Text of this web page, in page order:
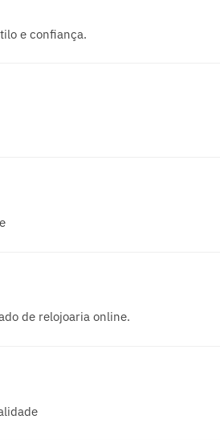
e confiança.
de relojoaria online.